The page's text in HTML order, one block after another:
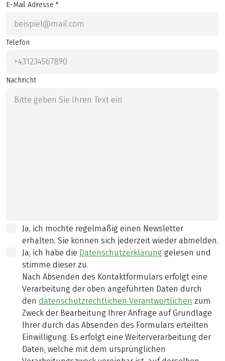
E-Mail Adresse *
Telefon
Nachricht
Ja, ich möchte regelmäßig einen Newsletter
erhalten. Sie können sich jederzeit wieder abmelden.
Ja, ich habe die Datenschutzerklärung gelesen und
stimme dieser zu.
Nach Absenden des Kontaktformulars erfolgt eine
Verarbeitung der oben angeführten Daten durch
den datenschutzrechtlichen Verantwortlichen zum
Zweck der Bearbeitung Ihrer Anfrage auf Grundlage
Ihrer durch das Absenden des Formulars erteilten
Einwilligung. Es erfolgt eine Weiterverarbeitung der
Daten, welche mit dem ursprünglichen